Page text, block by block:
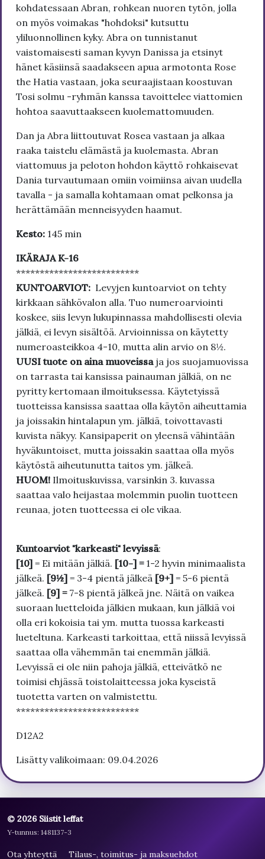
kohdatessaan Abran, rohkean nuoren tytön, jolla
on myös voimakas "hohdoksi" kutsuttu
yliluonnollinen kyky. Abra on tunnistanut
vaistomaisesti saman kyvyn Danissa ja etsinyt
hänet käsiinsä saadakseen apua armotonta Rose
the Hatia vastaan, joka seuraajistaan koostuvan
Tosi solmu -ryhmän kanssa tavoittelee viattomien
hohtoa saavuttaakseen kuolemattomuuden.
Dan ja Abra liittoutuvat Rosea vastaan ja alkaa
raaka taistelu elämästä ja kuolemasta. Abran
viattomuus ja peloton hohdon käyttö rohkaisevat
Dania turvautumaan omiin voimiinsa aivan uudella
tavalla - ja samalla kohtamaan omat pelkonsa ja
herättämään menneisyyden haamut.
Kesto: 145 min
IKÄRAJA K-16
**************************
KUNTOARVIOT: Levyjen kuntoarviot on tehty
kirkkaan sähkövalon alla. Tuo numeroarviointi
koskee, siis levyn lukupinnassa mahdollisesti olevia
jälkiä, ei levyn sisältöä. Arvioinnissa on käytetty
numeroasteikkoa 4-10, mutta alin arvio on 8½.
UUSI tuote on aina muoveissa ja jos suojamuovissa
on tarrasta tai kansissa painauman jälkiä, on ne
pyritty kertomaan ilmoituksessa. Käytetyissä
tuotteissa kansissa saattaa olla käytön aiheuttamia
ja joissakin hintalapun ym. jälkiä, toivottavasti
kuvista näkyy. Kansipaperit on yleensä vähintään
hyväkuntoiset, mutta joissakin saattaa olla myös
käytöstä aiheutunutta taitos ym. jälkeä.
HUOM! Ilmoituskuvissa, varsinkin 3. kuvassa
saattaa valo heijastaa molemmin puolin tuotteen
reunaa, joten tuotteessa ei ole vikaa.
Kuntoarviot "karkeasti" levyissä:
[10] = Ei mitään jälkiä. [10-] = 1-2 hyvin minimaalista
jälkeä. [9½] = 3-4 pientä jälkeä [9+] = 5-6 pientä
jälkeä. [9] = 7-8 pientä jälkeä jne. Näitä on vaikea
suoraan luetteloida jälkien mukaan, kun jälkiä voi
olla eri kokoisia tai ym. mutta tuossa karkeasti
lueteltuna. Karkeasti tarkoittaa, että niissä levyissä
saattaa olla vähemmän tai enemmän jälkiä.
Levyissä ei ole niin pahoja jälkiä, etteivätkö ne
toimisi ehjässä toistolaitteessa joka kyseistä
tuotetta varten on valmistettu.
**************************
D12A2
Lisätty valikoimaan: 09.04.2026
© 2026 Siistit leffat
Y-tunnus: 1481137-3
Ota yhteyttä Tilaus-, toimitus- ja maksuehdot